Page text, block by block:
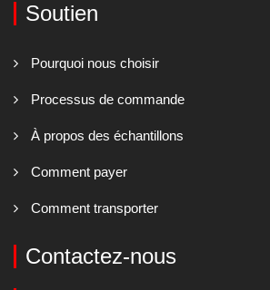
Soutien
Pourquoi nous choisir
Processus de commande
À propos des échantillons
Comment payer
Comment transporter
Contactez-nous